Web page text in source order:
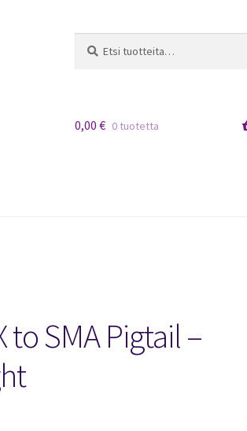
0,00 € 0 tuotetta
to SMA Pigtail –